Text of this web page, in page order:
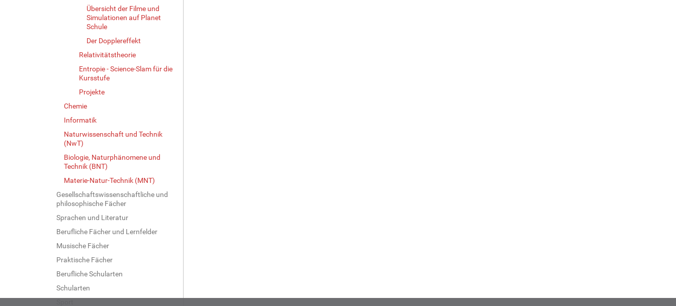
Übersicht der Filme und
Simulationen auf Planet
Schule
Der Dopplereffekt
Relativitätstheorie
Entropie - Science-Slam für die
Kursstufe
Projekte
Chemie
Informatik
Naturwissenschaft und Technik
(NwT)
Biologie, Naturphänomene und
Technik (BNT)
Materie-Natur-Technik (MNT)
Gesellschaftswissenschaftliche und
philosophische Fächer
Sprachen und Literatur
Berufliche Fächer und Lernfelder
Musische Fächer
Praktische Fächer
Berufliche Schularten
Schularten